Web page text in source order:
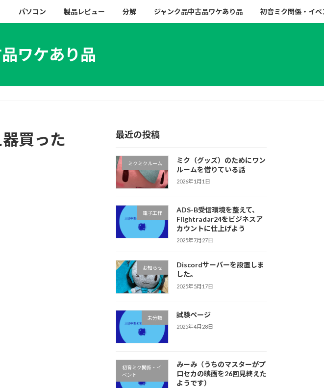
パソコン 製品レビュー 分解 ジャンク品中古品ワケあり品 初音ミク関係・イベ
ワケあり品
買った 最近の投稿
ミクミクルーム
ミク（グッズ）のためにワン
ルームを借りている話
2026年1月1日
電子工作
ADS-B受信環境を整えて、
Flightradar24をビジネスア
カウントに仕上げよう
2025年7月27日
お知らせ
Discordサーバーを設置しま
した。
2025年5月17日
未分類 試験ページ
2025年4月28日
初音ミク関係・イ
ベント
みーみ（うちのマスターがプ
ロセカの映画を26回見終えた
ようです）